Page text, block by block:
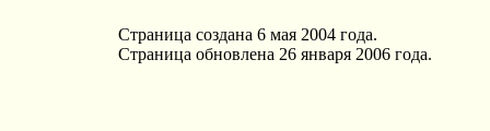
Страница создана 6 мая 2004 года.
Страница обновлена 26 января 2006 года.